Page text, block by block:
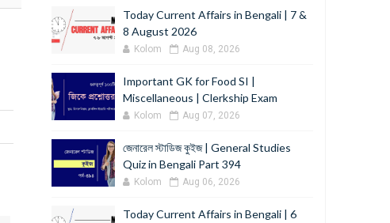
Today Current Affairs in Bengali | 7 &
8 August 2026
Kolom Aug 08, 2026
Important GK for Food SI |
Miscellaneous | Clerkship Exam
Kolom Aug 07, 2026
জেনারেল স্টাডিজ কুইজ | General Studies
Quiz in Bengali Part 394
Kolom Aug 06, 2026
Today Current Affairs in Bengali | 6